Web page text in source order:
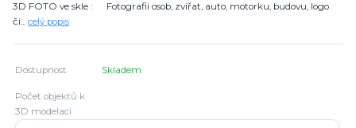
3D FOTO ve skle : Fotografii osob, zvířat, auto, motorku, budovu, logo
či... celý popis
Dostupnost Skladem
Počet objektů k
3D modelaci